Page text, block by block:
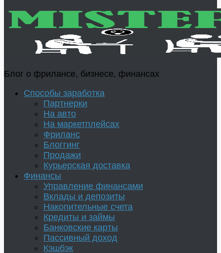
Блог о фрилансе, бизнесе, финансах
Способы заработка
Партнерки
На авто
На маркетплейсах
Фриланс
Блоггинг
Продажи
Курьерская доставка
Финансы
Управление финансами
Вклады и депозиты
Накопительные счета
Кредиты и займы
Банковские карты
Пассивный доход
Кэшбэк